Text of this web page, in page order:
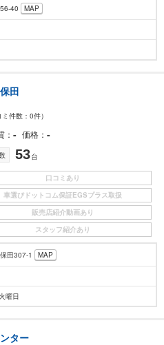
40 MAP
田
ミ件数：0件）
- 価格 -
53台
口コミあり
車選びドットコム保証EGSプラス取扱
販売店紹介動画あり
スタッフ紹介あり
田307-1 MAP
曜日
ター